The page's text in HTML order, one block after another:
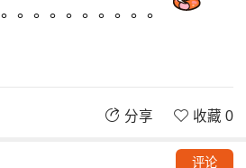
。。。。。。。。。
分享 收藏 0
评论